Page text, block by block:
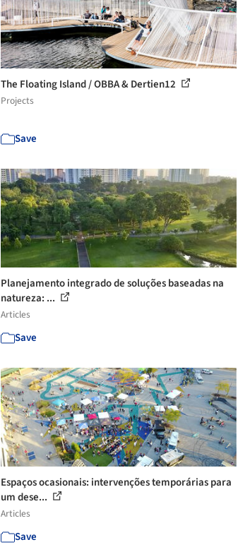
The Floating Island / OBBA & Dertien12
Projects
Save
Planejamento integrado de soluções baseadas na
natureza: ...
Articles
Save
Espaços ocasionais: intervenções temporárias para
um dese...
Articles
Save